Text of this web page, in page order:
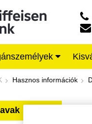
-
Hasznos információk